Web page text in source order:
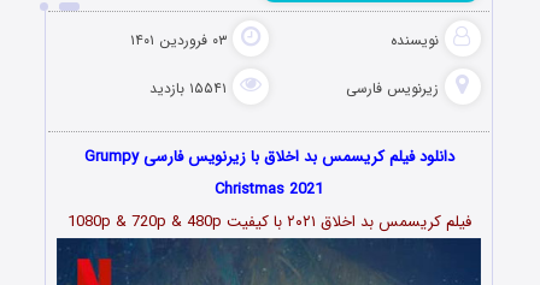
نویسنده ۰۳ فروردین ۱۴۰۱
زیرنویس فارسی ۱۵۵۴۱ بازدید
دانلود فیلم کریسمس بد اخلاق با زیرنویس فارسی Grumpy
Christmas 2021
فیلمکریسمس بد اخلاق ۲۰۲۱ با کیفیت 1080p & 720p & 480p